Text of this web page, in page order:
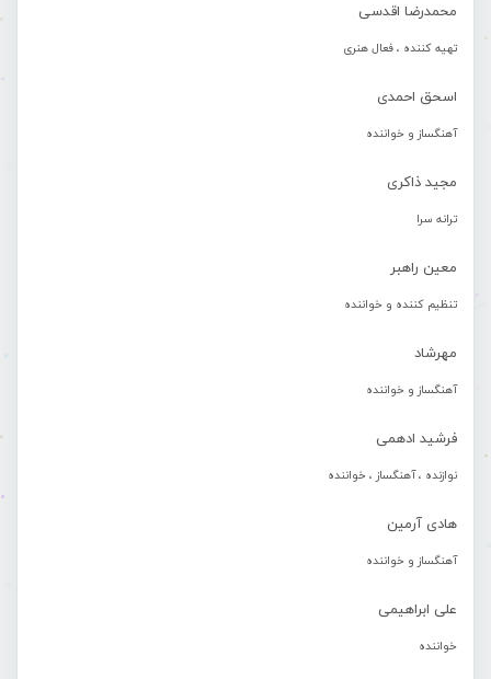
محمدرضا اقدسی
تهیه کننده ، فعال هنری
اسحق احمدی
آهنگساز و خواننده
مجید ذاکری
ترانه سرا
معین راهبر
تنظیم کننده و خواننده
مهرشاد
آهنگساز و خواننده
فرشید ادهمی
نوازنده ، آهنگساز ، خواننده
هادی آرمین
آهنگساز و خواننده
علی ابراهیمی
خواننده